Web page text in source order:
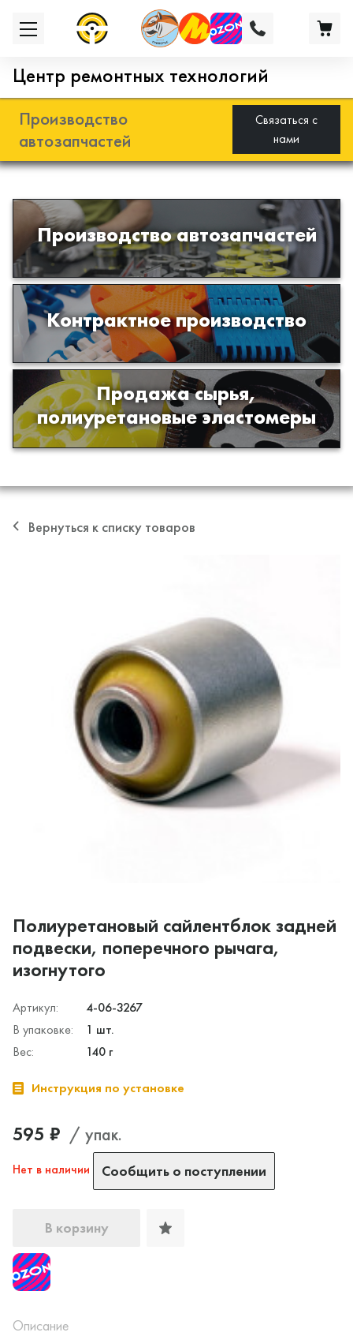
Центр ремонтных технологий
Производство
автозапчастей
Связаться с
нами
Производство автозапчастей
Разработка и производство деталей
из эластомеров для подвески
автомобиля
Контрактное производство
Производство изделий из пластиков
и полимеров по образцам либо
чертежам заказчика
Продажа сырья,
полиуретановые эластомеры
Продажа сырья для производства
изделий из полиуретана
Вернуться к списку товаров
Полиуретановый сайлентблок задней
подвески, поперечного рычага,
изогнутого
Артикул:
4-06-3267
В упаковке:
1 шт.
Вес:
140 г
Инструкция по установке
595 ₽ / упак.
Нет в наличии Сообщить о поступлении
В корзину
Описание